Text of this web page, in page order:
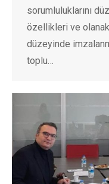
sorumluluklarını
özellikleri ve
düzeyinde
toplu…